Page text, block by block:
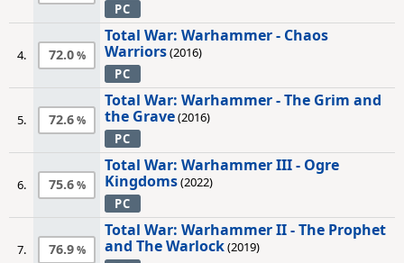
PC
4. 72.0
Total War: Warhammer - Chaos
Warriors(2016)
PC
5. 72.6
Total War: Warhammer - The Grim and
the Grave(2016)
PC
6. 75.6
Total War: Warhammer III - Ogre
Kingdoms(2022)
PC
7. 76.9
Total War: Warhammer II - The Prophet
and The Warlock(2019)